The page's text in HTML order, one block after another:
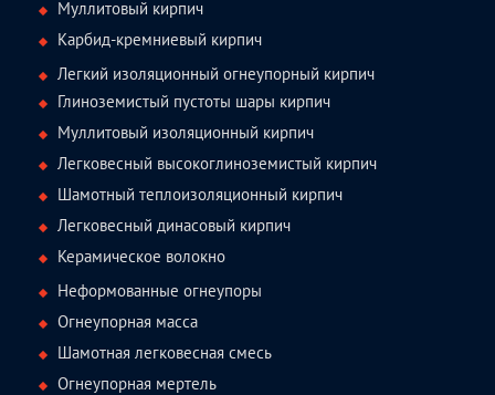
Муллитовый кирпич
Карбид-кремниевый кирпич
Легкий изоляционный огнеупорный кирпич
Глиноземистый пустоты шары кирпич
Муллитовый изоляционный кирпич
Легковесный высокоглиноземистый кирпич
Шамотный теплоизоляционный кирпич
Легковесный динасовый кирпич
Керамическое волокно
Неформованные огнеупоры
Огнеупорная масса
Шамотная легковесная смесь
Огнеупорная мертель